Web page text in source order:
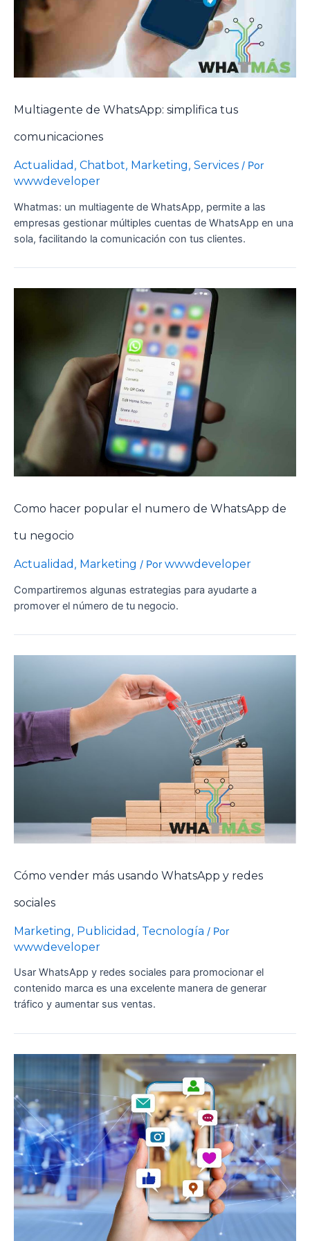
Multiagente de WhatsApp: simplifica tus
comunicaciones
Actualidad , Chatbot, Marketing, Services / Por
wwwdeveloper
Whatmas: un multiagente de WhatsApp, permite a las
empresas gestionar múltiples cuentas de WhatsApp en una
sola, facilitando la comunicación con tus clientes.
Como hacer popular el numero de WhatsApp de
tu negocio
Actualidad , Marketing / Por wwwdeveloper
Compartiremos algunas estrategias para ayudarte a
promover el número de tu negocio.
Cómo vender más usando WhatsApp y redes
sociales
Marketing, Publicidad , Tecnología / Por
wwwdeveloper
Usar WhatsApp y redes sociales para promocionar el
contenido marca es una excelente manera de generar
tráfico y aumentar sus ventas.
Claves
Para
Vender
en
Redes
Sociales